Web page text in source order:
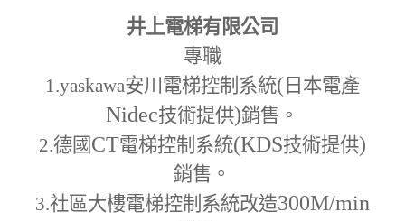
井上電梯有限公司
專職
1.yaskawa安川電梯控制系統( 日本電產
Nidec技術提供)銷售。
2.德國 CT電梯控制系統(KDS技術提供)
銷售。
3.社區大樓電梯控制系統改造300M/min